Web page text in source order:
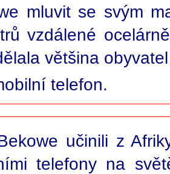
mluvit se svým
vzdálené
většina
telefon.
učinili z
telefony na